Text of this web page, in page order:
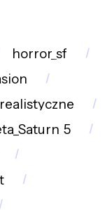
horror_sf
realistyczne